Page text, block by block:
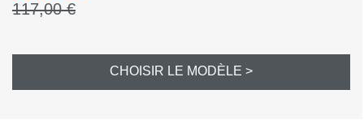
117,00 €
CHOISIR LE MODÈLE >